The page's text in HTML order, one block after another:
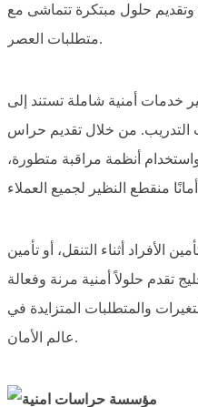
وتقديم حلول مبتكرة تتماشى مع
متطلبات العصر.
خدمات أمنية شاملة تستند إلى
التدريب. من خلال تقديم حراس
أنظمة مراقبة متطورة،
الأفراد أثناء التنقل، أو تأمين
تقدم حلولاً أمنية مرنة وفعالة
والمتطلبات المتزايدة في
عالم الأمان.